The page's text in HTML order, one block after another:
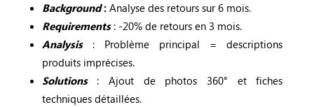
Background:Analyse des retours sur 6 mois.
Requirements: -20% de retours en 3 mois.
Analysis: Problème principal = descriptions
produits imprécises.
Solutions: Ajout de photos 360° et fiches
techniques détaillées.